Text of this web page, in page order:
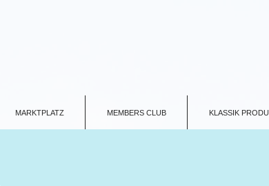
MARKTPLATZ MEMBERS CLUB KLASSIK